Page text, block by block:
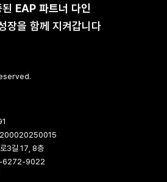
EAP 파트너 다인
장을 함께 지켜갑니다
3길 17, 8층
9022